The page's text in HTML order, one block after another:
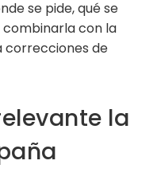
se pide, qué se
con la
correcciones de
la